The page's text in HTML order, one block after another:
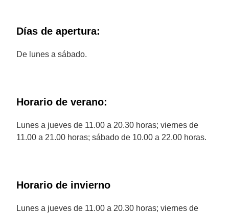
Días de apertura:
De lunes a sábado.
Horario de verano:
Lunes a jueves de 11.00 a 20.30 horas; viernes de
11.00 a 21.00 horas; sábado de 10.00 a 22.00 horas.
Horario de invierno
Lunes a jueves de 11.00 a 20.30 horas; viernes de